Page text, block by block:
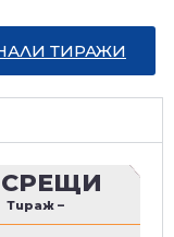
ТИРАЖИ
СРЕЩИ
Тираж –